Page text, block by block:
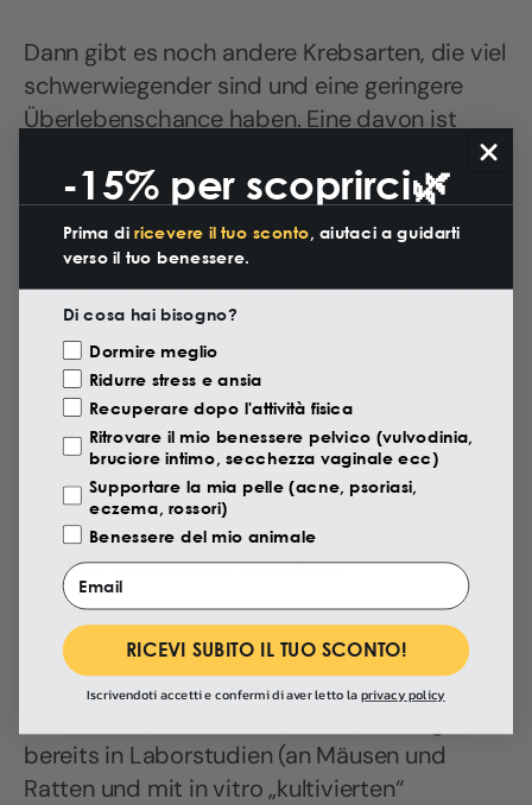
Dann gibt es noch andere Krebsarten, die viel
schwerwiegender sind und eine geringere
Überlebenschance haben. Eine davon ist
gefährlichsten Krebsarten überhaupt zählt.
und birgt einhohes Rückfallrisiko
.
Nun wurde festgestellt, dass Zelllinien, die aus
dieser Pathologie stammen,
hochempfindlich auf
CBDkönnte daher eine grundlegende Rolle
bei der Krebsbehandlung spielen.
Eigenschaften, die durch
präklinische Studien
hervorgehoben wurden
Weitere
therapeutische Eigenschaften des
Hanfölswerden derzeit untersucht;
bereits in Laborstudien (an Mäusen und
Ratten und mit in vitro „kultivierten“
-15% per scoprirci🌿
Prima di ricevere il tuo sconto , aiutaci a guidarti
verso il tuo benessere.
Di cosa hai bisogno?
Motivazione Visita
Dormire meglio
Ridurre stress e ansia
Recuperare dopo l'attività fisica
Ritrovare il mio benessere pelvico (vulvodinia,
bruciore intimo, secchezza vaginale ecc)
Supportare la mia pelle (acne, psoriasi,
eczema, rossori)
Benessere del mio animale
Email
RICEVI SUBITO IL TUO SCONTO!
Iscrivendoti accetti e confermi di aver letto laprivacy policy